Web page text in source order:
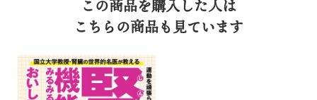
この商品を購入した人は
こちらの商品も見ています